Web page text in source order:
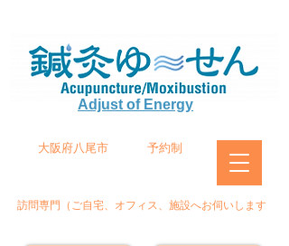
Adjust of Energy
大阪府八尾市 予約制
訪問専門（ご自宅、オフィス、施設へお伺いします